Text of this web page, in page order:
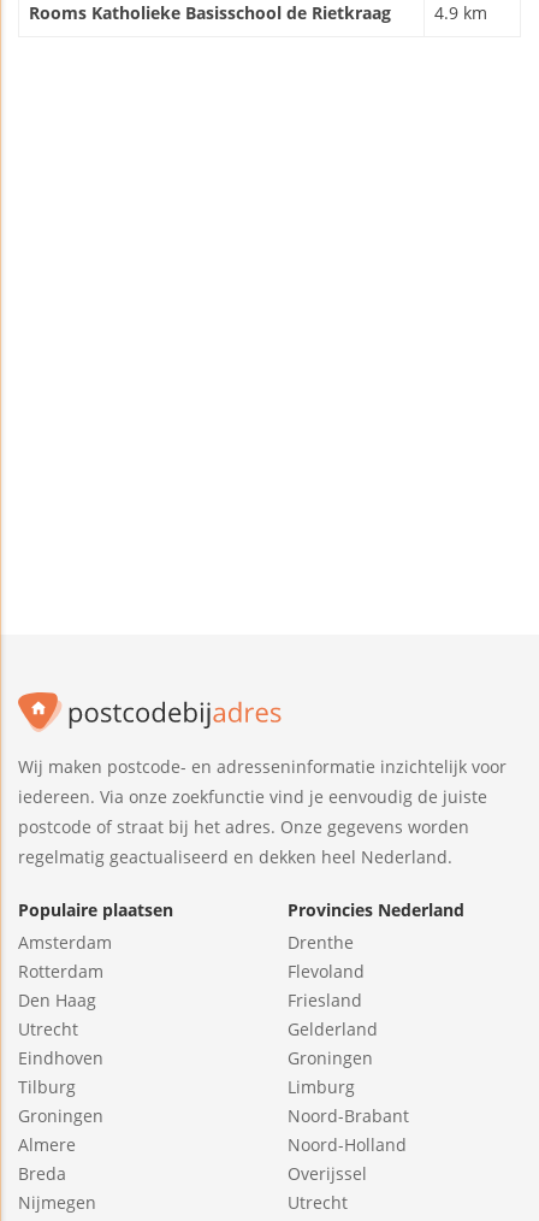
Rooms Katholieke Basisschool de Rietkraag 4.9 km
Wij maken postcode- en adresseninformatie inzichtelijk voor
iedereen. Via onze zoekfunctie vind je eenvoudig de juiste
postcode of straat bij het adres. Onze gegevens worden
regelmatig geactualiseerd en dekken heel Nederland.
Populaire plaatsen
Amsterdam
Rotterdam
Den Haag
Utrecht
Eindhoven
Tilburg
Groningen
Almere
Breda
Nijmegen
Provincies Nederland
Drenthe
Flevoland
Friesland
Gelderland
Groningen
Limburg
Noord-Brabant
Noord-Holland
Overijssel
Utrecht